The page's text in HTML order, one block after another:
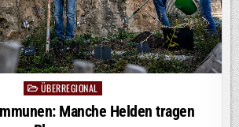
PostedÜBERREGIONAL
Manche Helden tragen